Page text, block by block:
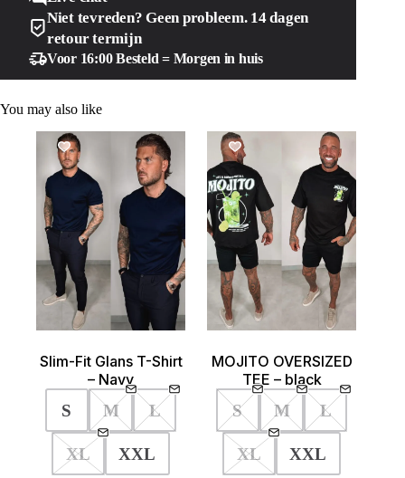
Niet tevreden? Geen probleem. 14 dagen
retour termijn
Voor 16:00 Besteld = Morgen in huis
You may also like
SALE!
Slim-Fit Glans T-Shirt
– Navy
S M L
XL XXL
SALE!
MOJITO OVERSIZED
TEE – black
S M L
XL XXL